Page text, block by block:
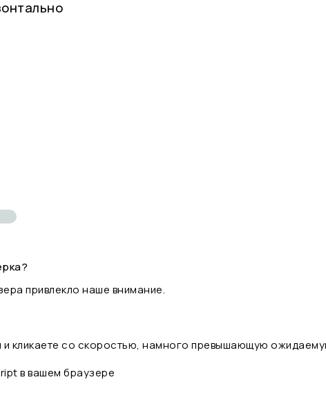
привлекло наше внимание.
и кликаете со скоростью, намного превышающую
в вашем браузере